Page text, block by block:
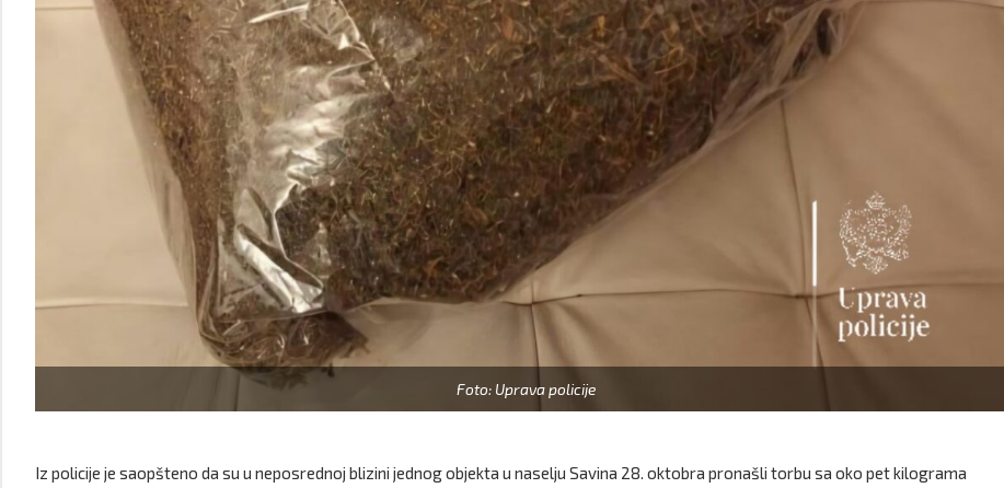
Foto: Uprava policije
Iz policije je saopšteno da su u neposrednoj blizini jednog objekta u naselju Savina 28. oktobra pronašli torbu sa oko pet kilograma